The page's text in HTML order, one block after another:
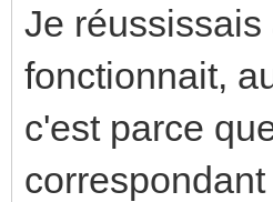
Je
fonctionnait,
c'est parce